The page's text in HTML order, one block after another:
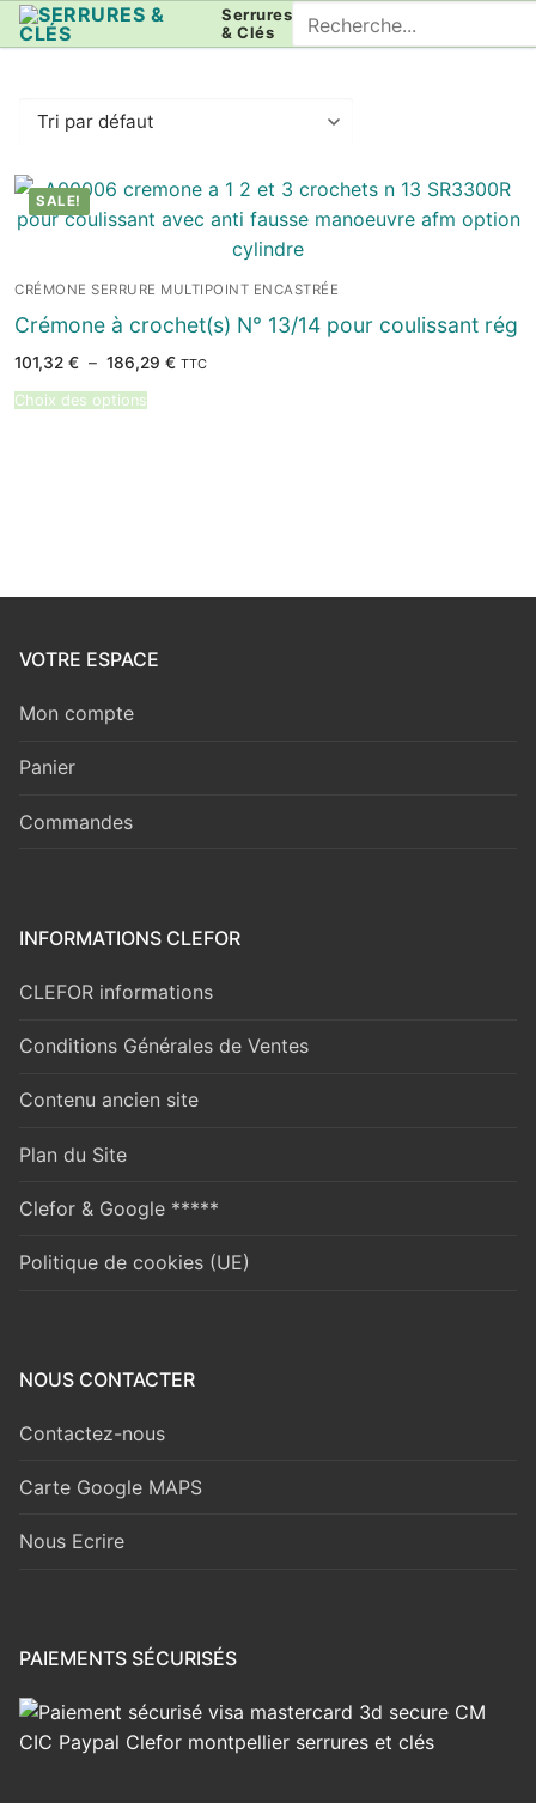
Aller
au
Serrures
& Clés
Rechercher
:
SALE!
CRÉMONE SERRURE MULTIPOINT ENCASTRÉE
Crémone à crochet(s) N° 13/14 pour coulissant rég
101,32 € – 186,29 €Plage
TTC
Choix des options
VOTRE ESPACE
Mon compte
Panier
Commandes
INFORMATIONS CLEFOR
CLEFOR informations
Conditions Générales de Ventes
Contenu ancien site
Plan du Site
Clefor & Google *****
Politique de cookies (UE)
NOUS CONTACTER
Contactez-nous
Carte Google MAPS
Nous Ecrire
PAIEMENTS SÉCURISÉS